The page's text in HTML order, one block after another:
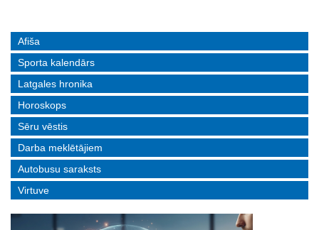
Afiša
Sporta kalendārs
Latgales hronika
Horoskops
Sēru vēstis
Darba meklētājiem
Autobusu saraksts
Virtuve